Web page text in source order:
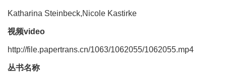
Katharina Steinbeck,Nicole Kastirke
视频video
http://file.papertrans.cn/1063/1062055/1062055.mp4
丛书名称